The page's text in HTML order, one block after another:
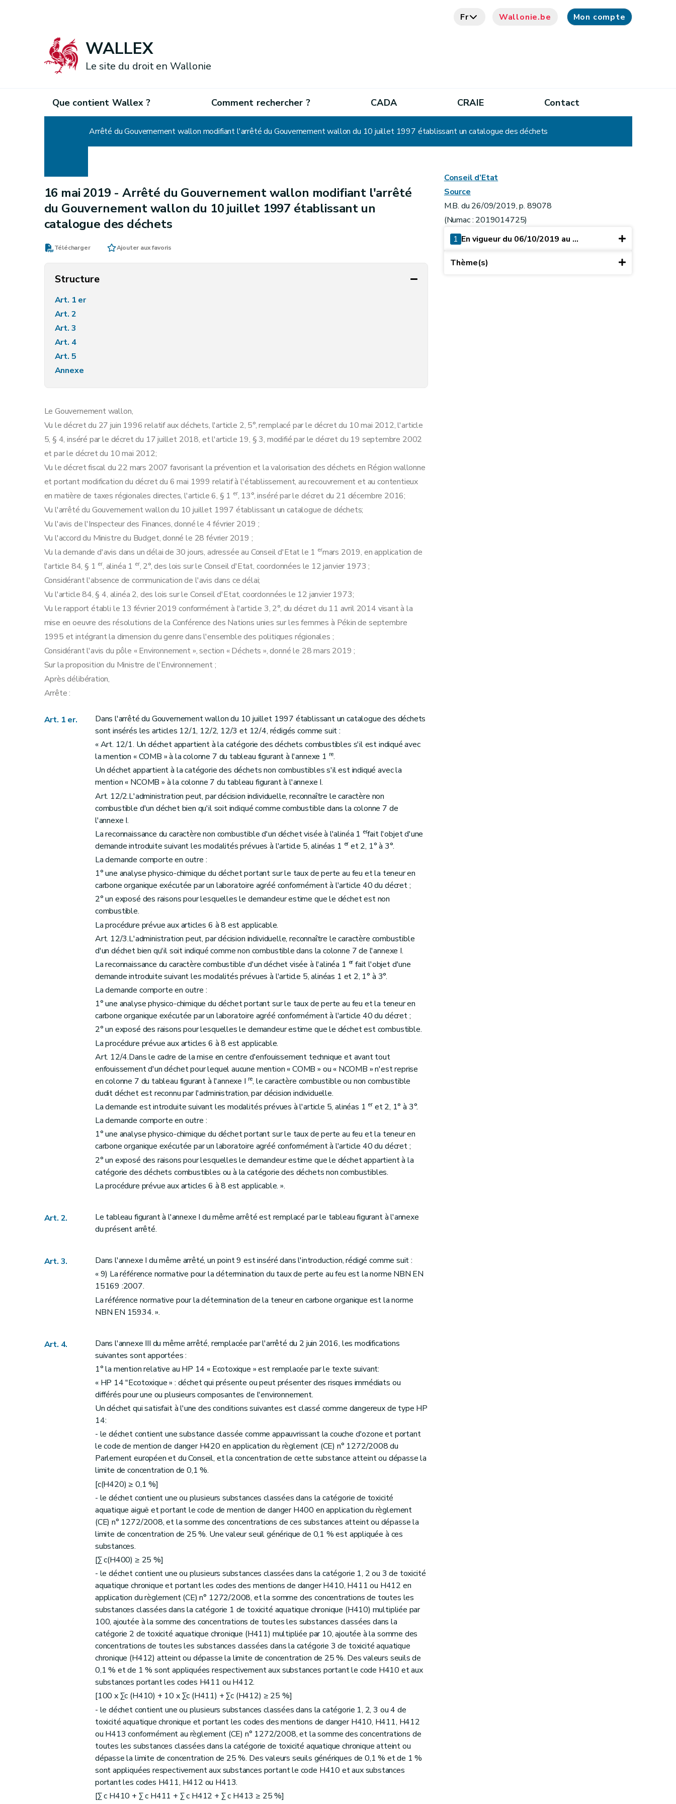
Fr Wallonie.be Mon compte
WALLEX
Le site du droit en Wallonie
Que contient Wallex ? Comment rechercher ? CADA CRAIE Contact
Arrêté du Gouvernement wallon modifiant l'arrêté du Gouvernement wallon du 10 juillet 1997 établissant un catalogue des déchets
16 mai 2019 - Arrêté du Gouvernement wallon modifiant l'arrêté
du Gouvernement wallon du 10 juillet 1997 établissant un
catalogue des déchets
Télécharger Ajouter aux favoris
Structure
Art. 1 er
Art. 2
Art. 3
Art. 4
Art. 5
Annexe
Le Gouvernement wallon,
Vu le décret du 27 juin 1996 relatif aux déchets, l'article 2, 5°, remplacé par le décret du 10 mai 2012, l'article
5, § 4, inséré par le décret du 17 juillet 2018, et l'article 19, § 3, modifié par le décret du 19 septembre 2002
et par le décret du 10 mai 2012;
Vu le décret fiscal du 22 mars 2007 favorisant la prévention et la valorisation des déchets en Région wallonne
et portant modification du décret du 6 mai 1999 relatif à l'établissement, au recouvrement et au contentieux
en matière de taxes régionales directes, l'article 6, § 1 er, 13°, inséré par le décret du 21 décembre 2016;
Vu l'arrêté du Gouvernement wallon du 10 juillet 1997 établissant un catalogue de déchets;
Vu l'avis de l'Inspecteur des Finances, donné le 4 février 2019 ;
Vu l'accord du Ministre du Budget, donné le 28 février 2019 ;
Vu la demande d'avis dans un délai de 30 jours, adressée au Conseil d'Etat le 1 ermars 2019, en application de
l'article 84, § 1 er, alinéa 1 er, 2°, des lois sur le Conseil d'Etat, coordonnées le 12 janvier 1973 ;
Considérant l'absence de communication de l'avis dans ce délai;
Vu l'article 84, § 4, alinéa 2, des lois sur le Conseil d'Etat, coordonnées le 12 janvier 1973;
Vu le rapport établi le 13 février 2019 conformément à l'article 3, 2°, du décret du 11 avril 2014 visant à la
mise en oeuvre des résolutions de la Conférence des Nations unies sur les femmes à Pékin de septembre
1995 et intégrant la dimension du genre dans l'ensemble des politiques régionales ;
Considérant l'avis du pôle « Environnement », section « Déchets », donné le 28 mars 2019 ;
Sur la proposition du Ministre de l'Environnement ;
Après délibération,
Arrête :
Art. 1 er.
Dans l'arrêté du Gouvernement wallon du 10 juillet 1997 établissant un catalogue des déchets
sont insérés les articles 12/1, 12/2, 12/3 et 12/4, rédigés comme suit :
« Art. 12/1. Un déchet appartient à la catégorie des déchets combustibles s'il est indiqué avec
la mention « COMB » à la colonne 7 du tableau figurant à l'annexe 1 re.
Un déchet appartient à la catégorie des déchets non combustibles s'il est indiqué avec la
mention « NCOMB » à la colonne 7 du tableau figurant à l'annexe I.
Art. 12/2.L'administration peut, par décision individuelle, reconnaître le caractère non
combustible d'un déchet bien qu'il soit indiqué comme combustible dans la colonne 7 de
l'annexe I.
La reconnaissance du caractère non combustible d'un déchet visée à l'alinéa 1 erfait l'objet d'une
demande introduite suivant les modalités prévues à l'article 5, alinéas 1 eret 2, 1° à 3°.
La demande comporte en outre :
1° une analyse physico-chimique du déchet portant sur le taux de perte au feu et la teneur en
carbone organique exécutée par un laboratoire agréé conformément à l'article 40 du décret ;
2° un exposé des raisons pour lesquelles le demandeur estime que le déchet est non
combustible.
La procédure prévue aux articles 6 à 8 est applicable.
Art. 12/3.L'administration peut, par décision individuelle, reconnaître le caractère combustible
d'un déchet bien qu'il soit indiqué comme non combustible dans la colonne 7 de l'annexe I.
La reconnaissance du caractère combustible d'un déchet visée à l'alinéa 1 erfait l'objet d'une
demande introduite suivant les modalités prévues à l'article 5, alinéas 1 et 2, 1° à 3°.
La demande comporte en outre :
1° une analyse physico-chimique du déchet portant sur le taux de perte au feu et la teneur en
carbone organique exécutée par un laboratoire agréé conformément à l'article 40 du décret ;
2° un exposé des raisons pour lesquelles le demandeur estime que le déchet est combustible.
La procédure prévue aux articles 6 à 8 est applicable.
Art. 12/4.Dans le cadre de la mise en centre d'enfouissement technique et avant tout
enfouissement d'un déchet pour lequel aucune mention « COMB » ou « NCOMB » n'est reprise
en colonne 7 du tableau figurant à l'annexe I re, le caractère combustible ou non combustible
dudit déchet est reconnu par l'administration, par décision individuelle.
La demande est introduite suivant les modalités prévues à l'article 5, alinéas 1 eret 2, 1° à 3°.
La demande comporte en outre :
1° une analyse physico-chimique du déchet portant sur le taux de perte au feu et la teneur en
carbone organique exécutée par un laboratoire agréé conformément à l'article 40 du décret ;
2° un exposé des raisons pour lesquelles le demandeur estime que le déchet appartient à la
catégorie des déchets combustibles ou à la catégorie des déchets non combustibles.
La procédure prévue aux articles 6 à 8 est applicable. ».
Art. 2.
Le tableau figurant à l'annexe I du même arrêté est remplacé par le tableau figurant à l'annexe
du présent arrêté.
Art. 3.
Dans l'annexe I du même arrêté, un point 9 est inséré dans l'introduction, rédigé comme suit :
« 9) La référence normative pour la détermination du taux de perte au feu est la norme NBN EN
15169 :2007.
La référence normative pour la détermination de la teneur en carbone organique est la norme
NBN EN 15934. ».
Art. 4.
Dans l'annexe III du même arrêté, remplacée par l'arrêté du 2 juin 2016, les modifications
suivantes sont apportées :
1° la mention relative au HP 14 « Ecotoxique » est remplacée par le texte suivant:
« HP 14 "Ecotoxique » : déchet qui présente ou peut présenter des risques immédiats ou
différés pour une ou plusieurs composantes de l'environnement.
Un déchet qui satisfait à l'une des conditions suivantes est classé comme dangereux de type HP
14:
- le déchet contient une substance classée comme appauvrissant la couche d'ozone et portant
le code de mention de danger H420 en application du règlement (CE) n° 1272/2008 du
Parlement européen et du Conseil, et la concentration de cette substance atteint ou dépasse la
limite de concentration de 0,1 %.
[c(H420) ≥ 0,1 %]
- le déchet contient une ou plusieurs substances classées dans la catégorie de toxicité
aquatique aiguë et portant le code de mention de danger H400 en application du règlement
(CE) n° 1272/2008, et la somme des concentrations de ces substances atteint ou dépasse la
limite de concentration de 25 %. Une valeur seuil générique de 0,1 % est appliquée à ces
substances.
[Σ c(H400) ≥ 25 %]
- le déchet contient une ou plusieurs substances classées dans la catégorie 1, 2 ou 3 de toxicité
aquatique chronique et portant les codes des mentions de danger H410, H411 ou H412 en
application du règlement (CE) n° 1272/2008, et la somme des concentrations de toutes les
substances classées dans la catégorie 1 de toxicité aquatique chronique (H410) multipliée par
100, ajoutée à la somme des concentrations de toutes les substances classées dans la
catégorie 2 de toxicité aquatique chronique (H411) multipliée par 10, ajoutée à la somme des
concentrations de toutes les substances classées dans la catégorie 3 de toxicité aquatique
chronique (H412) atteint ou dépasse la limite de concentration de 25 %. Des valeurs seuils de
0,1 % et de 1 % sont appliquées respectivement aux substances portant le code H410 et aux
substances portant les codes H411 ou H412.
[100 x Σc (H410) + 10 x Σc (H411) + Σc (H412) ≥ 25 %]
- le déchet contient une ou plusieurs substances classées dans la catégorie 1, 2, 3 ou 4 de
toxicité aquatique chronique et portant les codes des mentions de danger H410, H411, H412
ou H413 conformément au règlement (CE) n° 1272/2008, et la somme des concentrations de
toutes les substances classées dans la catégorie de toxicité aquatique chronique atteint ou
dépasse la limite de concentration de 25 %. Des valeurs seuils génériques de 0,1 % et de 1 %
sont appliquées respectivement aux substances portant le code H410 et aux substances
portant les codes H411, H412 ou H413.
[Σ c H410 + Σ c H411 + Σ c H412 + Σ c H413 ≥ 25 %]
Conseil d’Etat
Source
M.B. du 26/09/2019, p. 89078
(Numac : 2019014725)
1 En vigueur du 06/10/2019 au ...
Thème(s)